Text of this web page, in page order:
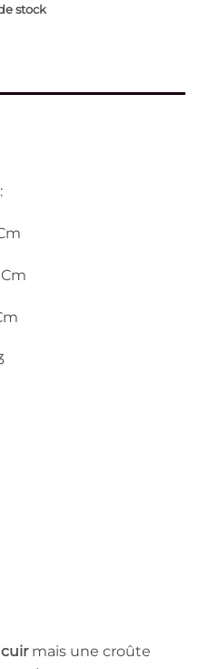
stock
cuirmais une croûte